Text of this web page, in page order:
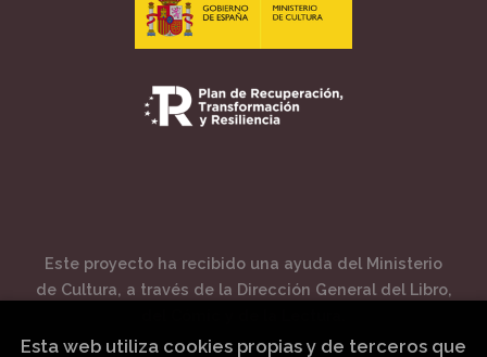
Este proyecto ha recibido una ayuda del Ministerio
de Cultura, a través de la Dirección General del Libro,
Esta web utiliza cookies propias y de terceros que